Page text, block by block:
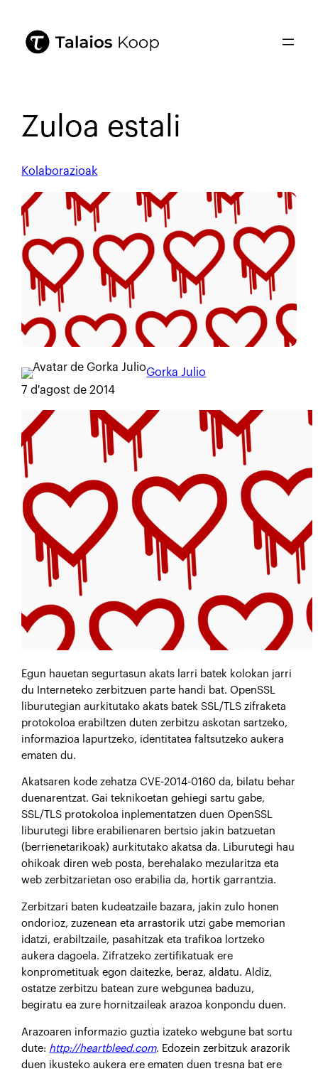
Zuloa estali
Kolaborazioak
Gorka Julio
7 d'agost de 2014
Egun hauetan segurtasun akats larri batek kolokan jarri
du Interneteko zerbitzuen parte handi bat. OpenSSL
liburutegian aurkitutako akats batek SSL/TLS zifraketa
protokoloa erabiltzen duten zerbitzu askotan sartzeko,
informazioa lapurtzeko, identitatea faltsutzeko aukera
ematen du.
Akatsaren kode zehatza CVE-2014-0160 da, bilatu behar
duenarentzat. Gai teknikoetan gehiegi sartu gabe,
SSL/TLS protokoloa inplementatzen duen OpenSSL
liburutegi libre erabilienaren bertsio jakin batzuetan
(berrienetarikoak) aurkitutako akatsa da. Liburutegi hau
ohikoak diren web posta, berehalako mezularitza eta
web zerbitzarietan oso erabilia da, hortik garrantzia.
Zerbitzari baten kudeatzaile bazara, jakin zulo honen
ondorioz, zuzenean eta arrastorik utzi gabe memorian
idatzi, erabiltzaile, pasahitzak eta trafikoa lortzeko
aukera dagoela. Zifratzeko zertifikatuak ere
konprometituak egon daitezke, beraz, aldatu. Aldiz,
ostatze zerbitzu batean zure webgunea baduzu,
begiratu ea zure hornitzaileak arazoa konpondu duen.
Arazoaren informazio guztia izateko webgune bat sortu
dute: http://heartbleed.com. Edozein zerbitzuk arazorik
duen ikusteko aukera ere ematen duen tresna bat ere